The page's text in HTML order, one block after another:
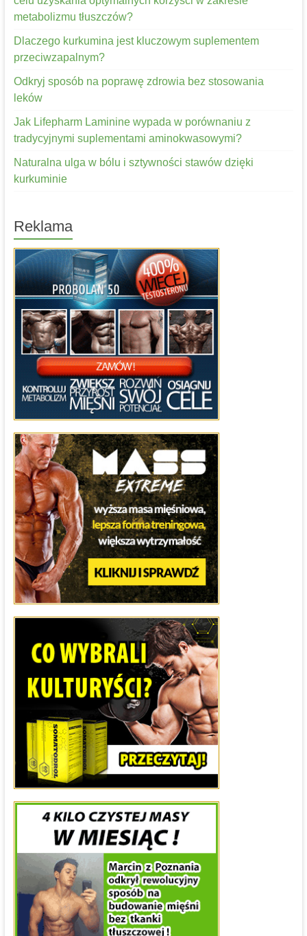
metabolizmu tłuszczów?
Dlaczego kurkumina jest kluczowym suplementem
przeciwzapalnym?
Odkryj sposób na poprawę zdrowia bez stosowania
leków
Jak Lifepharm Laminine wypada w porównaniu z
tradycyjnymi suplementami aminokwasowymi?
Naturalna ulga w bólu i sztywności stawów dzięki
kurkuminie
Reklama